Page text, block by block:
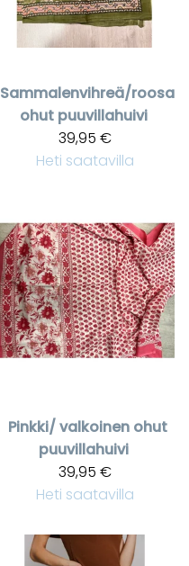
Sammalenvihreä/roosa
ohut puuvillahuivi
39,95 €
Heti saatavilla
Pinkki/ valkoinen ohut
puuvillahuivi
39,95 €
Heti saatavilla